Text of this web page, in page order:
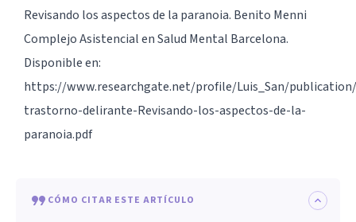
Revisando los aspectos de la paranoia. Benito Menni
Complejo Asistencial en Salud Mental Barcelona.
Disponible en:
https://www.researchgate.net/profile/Luis_San/publication/
trastorno-delirante-Revisando-los-aspectos-de-la-
paranoia.pdf
CÓMO CITAR ESTE ARTÍCULO